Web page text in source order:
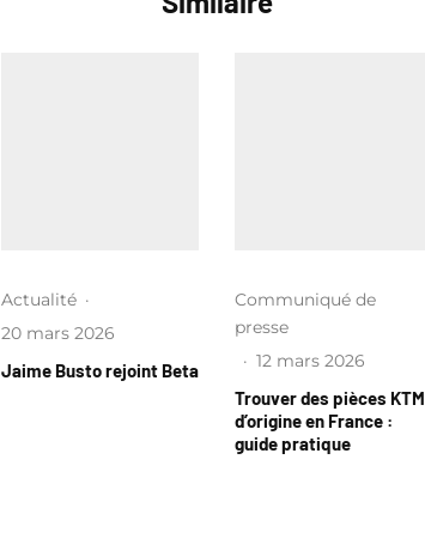
Actualité ·
20 mars 2026
Jaime Busto rejoint Beta
Communiqué de
presse
· 12 mars 2026
Trouver des pièces KTM
d’origine en France :
guide pratique